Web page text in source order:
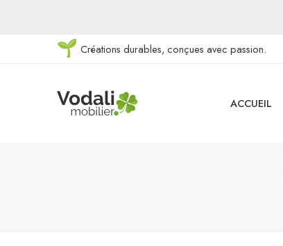
Créations durables, conçues avec passion.
ACCUEIL